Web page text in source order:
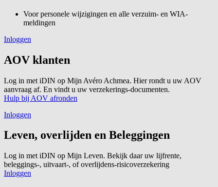
Voor personele wijzigingen en alle verzuim- en WIA-
meldingen
Inloggen
AOV klanten
Log in met iDIN op Mijn Avéro Achmea. Hier rondt u uw AOV
aanvraag af. En vindt u uw verzekerings-documenten.
Hulp bij AOV afronden
Inloggen
Leven, overlijden en Beleggingen
Log in met iDIN op Mijn Leven. Bekijk daar uw lijfrente,
beleggings-, uitvaart-, of overlijdens-risicoverzekering
Inloggen